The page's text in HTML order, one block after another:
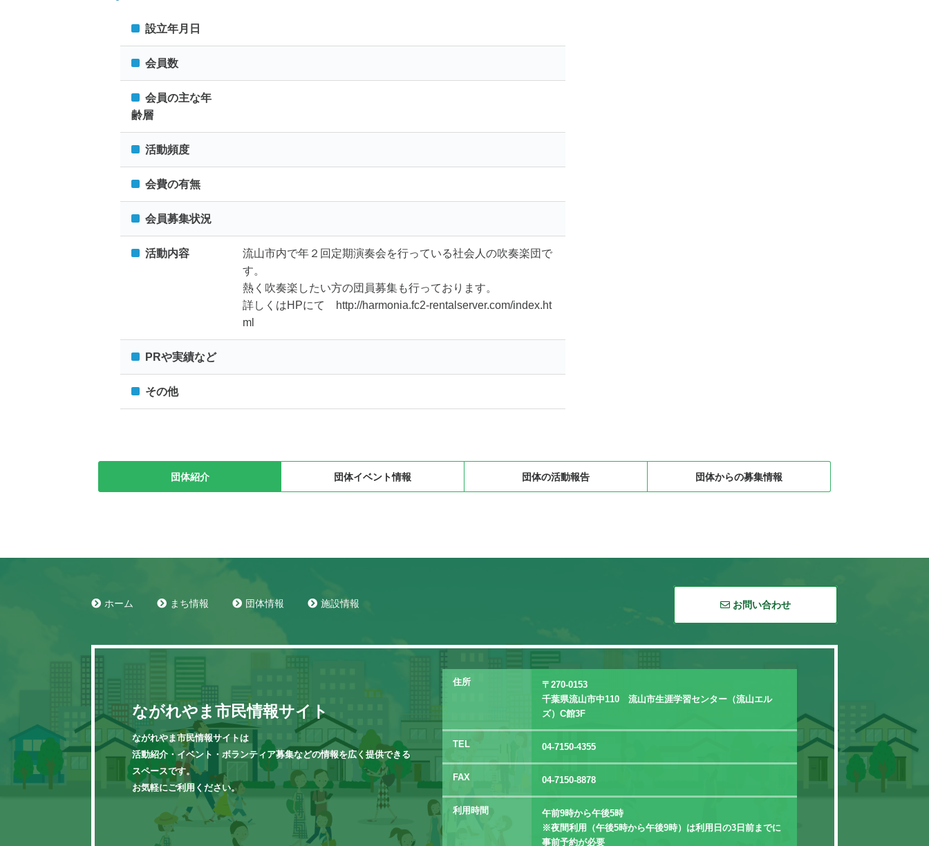
設立年月日
会員数
会員の主な年
齢層
活動頻度
会費の有無
会員募集状況
活動内容
流山市内で年２回定期演奏会を行っている社会人の吹奏楽団で
す。
熱く吹奏楽したい方の団員募集も行っております。
詳しくはHPにて http://harmonia.fc2-rentalserver.com/index.ht
ml
PRや実績など
その他
団体紹介 団体イベント情報 団体の活動報告 団体からの募集情報
ホーム まち情報 団体情報 施設情報 お問い合わせ
ながれやま市民情報サイト
ながれやま市民情報サイトは
活動紹介・イベント・ボランティア募集などの情報を広く提供できる
スペースです。
お気軽にご利用ください。
住所
〒270-0153
千葉県流山市中110 流山市生涯学習センター（流山エル
ズ）C館3F
TEL 04-7150-4355
FAX 04-7150-8878
利用時間
午前9時から午後5時
※夜間利用（午後5時から午後9時）は利用日の3日前までに
事前予約が必要